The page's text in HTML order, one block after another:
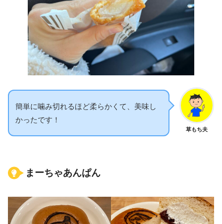
草もち夫
簡単に噛み切れるほど柔らかくて、美味し
かったです！
まーちゃあんぱん